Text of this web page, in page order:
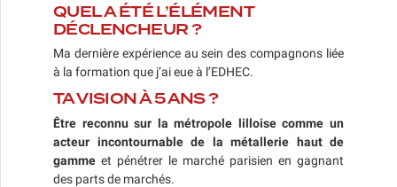
QUEL A ÉTÉ L’ÉLÉMENT
DÉCLENCHEUR ?
Ma dernière expérience au sein des compagnons liée
à la formation que j’ai eue à l’EDHEC.
TA VISION À 5 ANS ?
Être reconnu sur la métropole lilloise comme un
acteur incontournable de la métallerie haut de
gamme et pénétrer le marché parisien en gagnant
des parts de marchés.